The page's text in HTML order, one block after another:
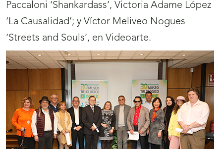
Paccaloni ‘Shankardass’, Victoria Adame López
‘La Causalidad’; y Víctor Meliveo Nogues
‘Streets and Souls’, en Videoarte.